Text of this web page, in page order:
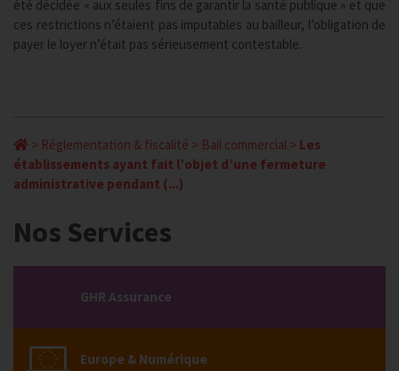
été décidée « aux seules fins de garantir la santé publique » et que
ces restrictions n’étaient pas imputables au bailleur, l’obligation de
payer le loyer n’était pas sérieusement contestable.
> Réglementation & fiscalité > Bail commercial > Les
établissements ayant fait l’objet d’une fermeture
administrative pendant (...)
Nos Services
GHR Assurance
Europe & Numérique